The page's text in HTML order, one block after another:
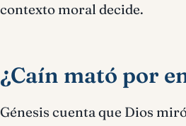
contexto moral decide.
¿Caín mató por
Génesis cuenta que Dios